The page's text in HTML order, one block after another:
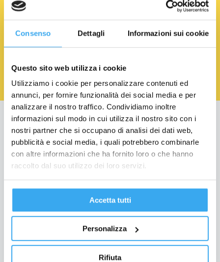
Consenso Dettagli Informazioni sui cookie
Questo sito web utilizza i cookie
Utilizziamo i cookie per personalizzare contenuti ed
annunci, per fornire funzionalità dei social media e per
analizzare il nostro traffico. Condividiamo inoltre
informazioni sul modo in cui utilizza il nostro sito con i
nostri partner che si occupano di analisi dei dati web,
pubblicità e social media, i quali potrebbero combinarle
con altre informazioni che ha fornito loro o che hanno
raccolto dal suo utilizzo dei loro servizi.
Accetta tutti
Personalizza
Rifiuta
EMAIL*
Acconsento al trattamento dei Dati Personali.Privacy
Formazione per Laureati
Formazione per Professionisti
Per le aziende
Business School